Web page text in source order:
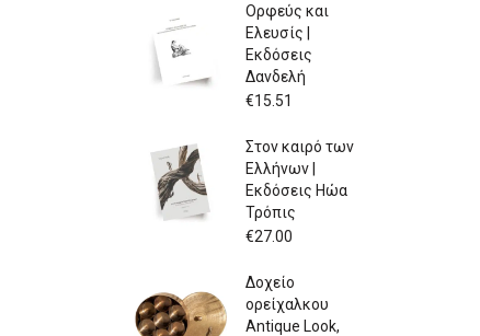
Ορφεύς και
Ελευσίς |
Εκδόσεις
Δανδελή
€15.51
Στον καιρό των
Ελλήνων |
Εκδόσεις Ηώα
Τρόπις
€27.00
Δοχείο
ορείχαλκου
Antique Look,